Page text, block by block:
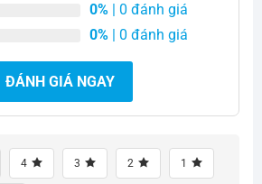
0% | 0 đánh giá
0% | 0 đánh giá
ĐÁNH GIÁ NGAY
4 3 2 1